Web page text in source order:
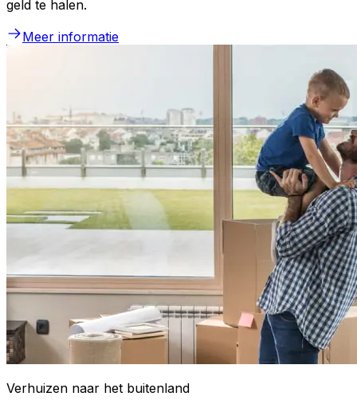
geld te halen.
Meer informatie
Verhuizen naar het buitenland